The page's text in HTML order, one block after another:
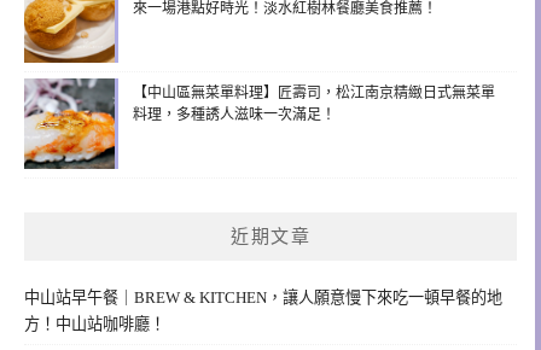
來一場港點好時光！淡水紅樹林餐廳美食推薦！
【中山區無菜單料理】匠壽司，松江南京精緻日式無菜單
料理，多種誘人滋味一次滿足！
近期文章
中山站早午餐｜BREW & KITCHEN，讓人願意慢下來吃一頓早餐的地
方！中山站咖啡廳！